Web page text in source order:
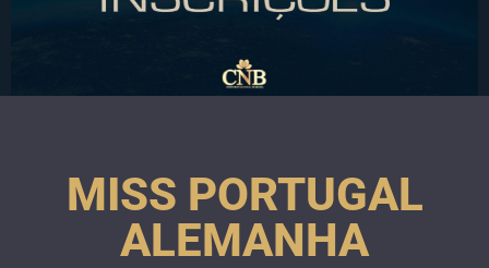
MISS PORTUGAL
ALEMANHA